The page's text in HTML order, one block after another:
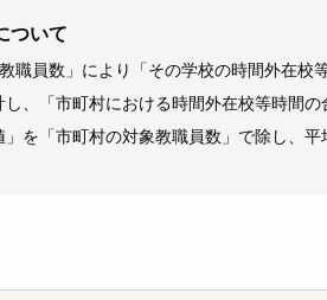
ついて
職員数」により「その学校の時間外在校
、「市町村における時間外在校等時間の
を「市町村の対象教職員数」で除し、平